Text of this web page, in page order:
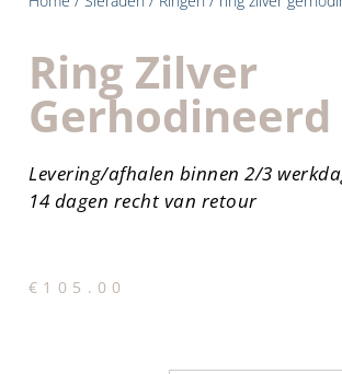
Ring Zilver
Gerhodineerd
Levering/afhalen binnen 2/3
14 dagen recht van retour
€ 105.00